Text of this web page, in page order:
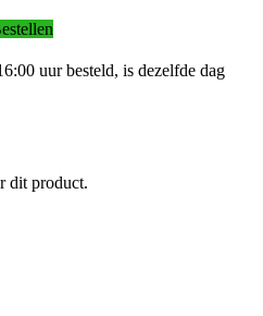
uur besteld, is dezelfde dag
dit product.